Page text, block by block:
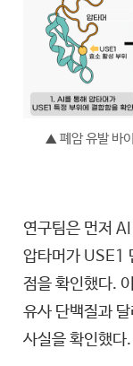
▲폐암 유발 바
연구팀은 먼저
압타머가 USE1
점을 확인했다.
유사 단백질과
사실을 확인했다.